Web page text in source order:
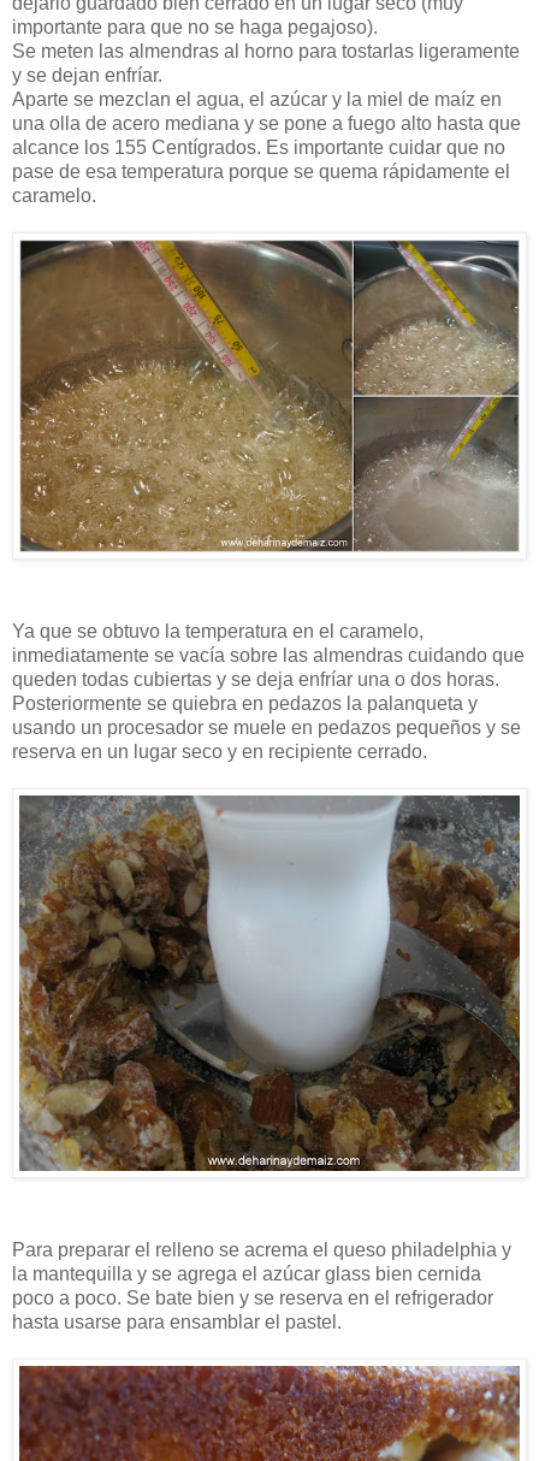
importante para que no se haga pegajoso).
Se meten las almendras al horno para tostarlas ligeramente
y se dejan enfríar.
Aparte se mezclan el agua, el azúcar y la miel de maíz en
una olla de acero mediana y se pone a fuego alto hasta que
alcance los 155 Centígrados. Es importante cuidar que no
pase de esa temperatura porque se quema rápidamente el
caramelo.
Ya que se obtuvo la temperatura en el caramelo,
inmediatamente se vacía sobre las almendras cuidando que
queden todas cubiertas y se deja enfríar una o dos horas.
Posteriormente se quiebra en pedazos la palanqueta y
usando un procesador se muele en pedazos pequeños y se
reserva en un lugar seco y en recipiente cerrado.
Para preparar el relleno se acrema el queso philadelphia y
la mantequilla y se agrega el azúcar glass bien cernida
poco a poco. Se bate bien y se reserva en el refrigerador
hasta usarse para ensamblar el pastel.